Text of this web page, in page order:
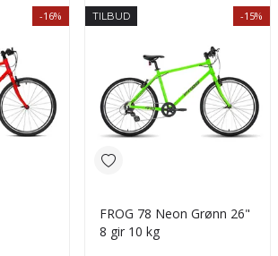
-16% TILBUD -15%
FROG 78 Neon Grønn 26"
8 gir 10 kg